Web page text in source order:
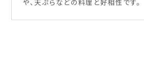
や、天ぷらなどの料理と好相性です。